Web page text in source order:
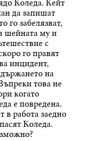
да запишат
го забелязват,
шейната му и
с
го правят
инцидент,
на
това не
когато
е повредена.
в работа заедно
Коледа.